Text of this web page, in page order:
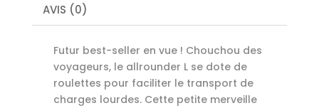
AVIS (0)
Futur best-seller en vue ! Chouchou des
voyageurs, le allrounder L se dote de
roulettes pour faciliter le transport de
charges lourdes. Cette petite merveille